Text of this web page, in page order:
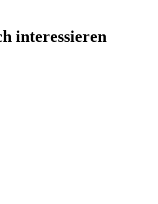
interessieren